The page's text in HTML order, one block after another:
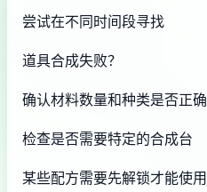
尝试在不同时间段寻找
道具合成失败？
确认材料数量和种类是否正确
检查是否需要特定的合成台
某些配方需要先解锁才能使用